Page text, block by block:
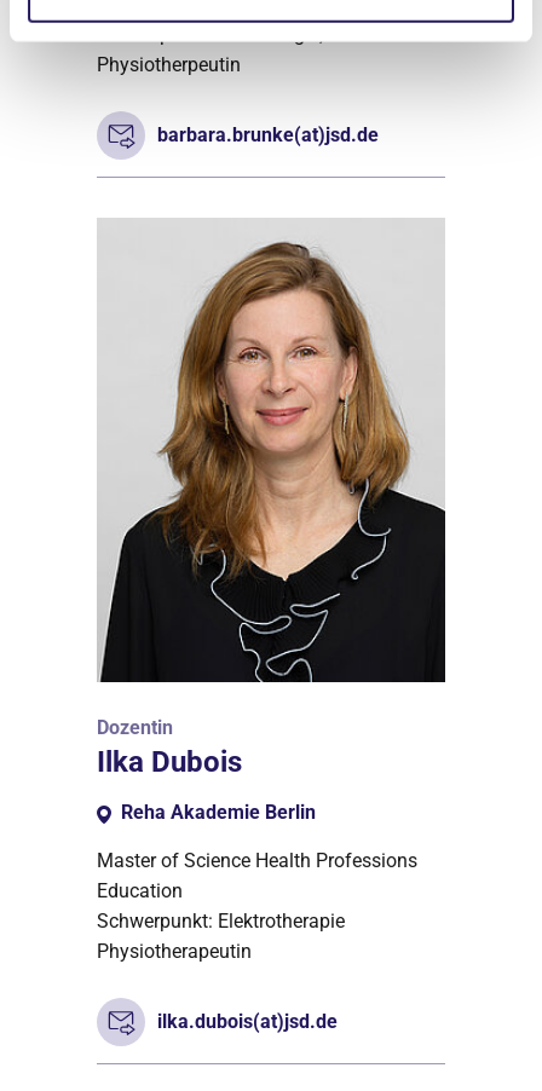
Physiotherpeutin
barbara.brunke(at)jsd.de
Dozentin
Ilka Dubois
Reha Akademie Berlin
Master of Science Health Professions
Education
Schwerpunkt: Elektrotherapie
Physiotherapeutin
ilka.dubois(at)jsd.de